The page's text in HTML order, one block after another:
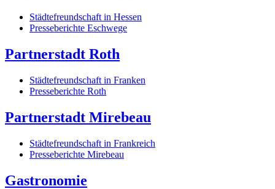
Städtefreundschaft in Hessen
Presseberichte Eschwege
Partnerstadt Roth
Städtefreundschaft in Franken
Presseberichte Roth
Partnerstadt Mirebeau
Städtefreundschaft in Frankreich
Presseberichte Mirebeau
Gastronomie